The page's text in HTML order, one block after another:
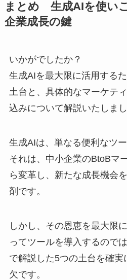
まとめ 生成AIを使い
企業成長の鍵
いかがでしたか？
生成AIを最大限に活用する
土台と、具体的なマーケテ
込みについて解説いたしまし
生成AIは、単なる便利なツ
それは、中小企業のBtoBマ
ら変革し、新たな成長機会
剤です。
しかし、その恩恵を最大限
ってツールを導入するので
で解説した5つの土台を確
欠です。